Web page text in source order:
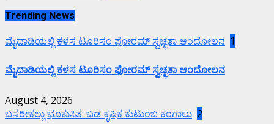
Trending News
ಮೈದಾಡಿಯಲ್ಲಿ ಕಳಸ ಟೂರಿಸಂ ಫೋರಮ್ ಸ್ವಚ್ಛತಾ ಆಂದೋಲನ 1
ಮೈದಾಡಿಯಲ್ಲಿ ಕಳಸ ಟೂರಿಸಂ ಫೋರಮ್ ಸ್ವಚ್ಛತಾ ಆಂದೋಲನ
August 4, 2026
ಬಸರೀಕಲ್ಲು ಭೂಕುಸಿತ: ಬಡ ಕೃಷಿಕ ಕುಟುಂಬ ಕಂಗಾಲು 2